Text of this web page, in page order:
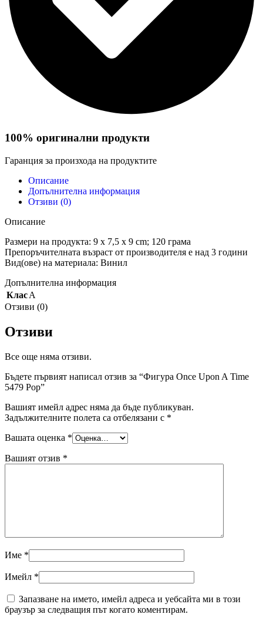
100% оригинални продукти
Гаранция за произхода на продуктите
Описание
Допълнителна информация
Отзиви (0)
Описание
Размери на продукта: ‎9 x 7,5 x 9 cm; 120 грама
Препоръчителната възраст от производителя е над 3 години
Вид(ове) на материала: ‎Винил
Допълнителна информация
КласA
Отзиви (0)
Отзиви
Все още няма отзиви.
Бъдете първият написал отзив за “Фигура Once Upon A Time
5479 Pop”
Вашият имейл адрес няма да бъде публикуван.
Задължителните полета са отбелязани с *
Вашата оценка *
Вашият отзив *
Име *
Имейл *
Запазване на името, имейл адреса и уебсайта ми в този
браузър за следващия път когато коментирам.